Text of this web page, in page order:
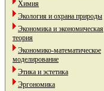
Химия
Экология и охрана природы
Экономика и экономическая
теория
Экономико-математическое
моделирование
Этика и эстетика
Эргономика